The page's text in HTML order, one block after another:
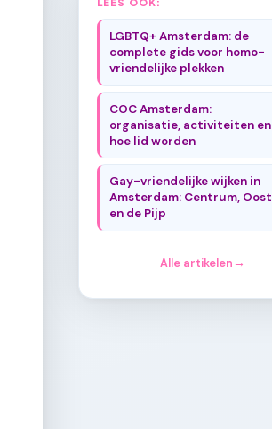
LGBTQ+ Amsterdam: de
complete gids voor homo-
vriendelijke plekken
COC Amsterdam:
organisatie, activiteiten en
hoe lid worden
Gay-vriendelijke wijken in
Amsterdam: Centrum, Oost
en de Pijp
Alle artikelen